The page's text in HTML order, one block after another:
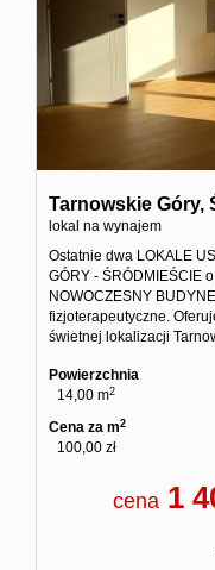
Tarnowskie Góry,
lokal na wynajem
Ostatnie dwa LOKALE
GÓRY - ŚRÓDMIEŚCIE
NOWOCZESNY
fizjoterapeutyczne.
świetnej lokalizacji
Powierzchnia
14,00 m2
Cena za m2
100,00 zł
cena 1